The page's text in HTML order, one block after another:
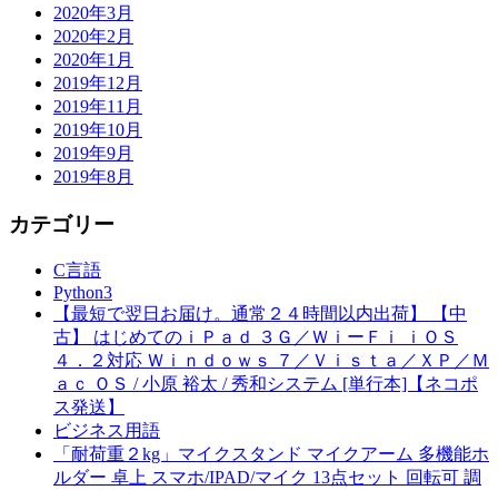
2020年3月
2020年2月
2020年1月
2019年12月
2019年11月
2019年10月
2019年9月
2019年8月
カテゴリー
C言語
Python3
【最短で翌日お届け。通常２４時間以内出荷】 【中
古】 はじめてのｉＰａｄ ３Ｇ／ＷｉーＦｉ ｉＯＳ
４．２対応 Ｗｉｎｄｏｗｓ ７／Ｖｉｓｔａ／ＸＰ／Ｍ
ａｃ ＯＳ / 小原 裕太 / 秀和システム [単行本]【ネコポ
ス発送】
ビジネス用語
「耐荷重２kg」マイクスタンド マイクアーム 多機能ホ
ルダー 卓上 スマホ/IPAD/マイク 13点セット 回転可 調